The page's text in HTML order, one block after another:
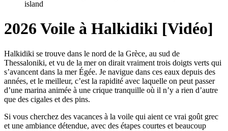
2026 Voile à Halkidiki [Vidéo]
Halkidiki se trouve dans le nord de la Grèce, au sud de
Thessaloniki, et vu de la mer on dirait vraiment trois doigts verts qui
s’avancent dans la mer Égée. Je navigue dans ces eaux depuis des
années, et le meilleur, c’est la rapidité avec laquelle on peut passer
d’une marina animée à une crique tranquille où il n’y a rien d’autre
que des cigales et des pins.
Si vous cherchez des vacances à la voile qui aient ce vrai goût grec
et une ambiance détendue, avec des étapes courtes et beaucoup